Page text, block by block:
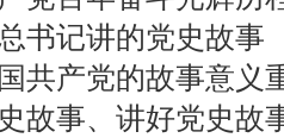
总书记讲的党
产党的故事意义
故事、讲好党史